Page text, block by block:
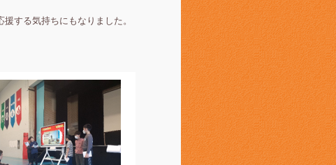
する気持ちにもなりました。